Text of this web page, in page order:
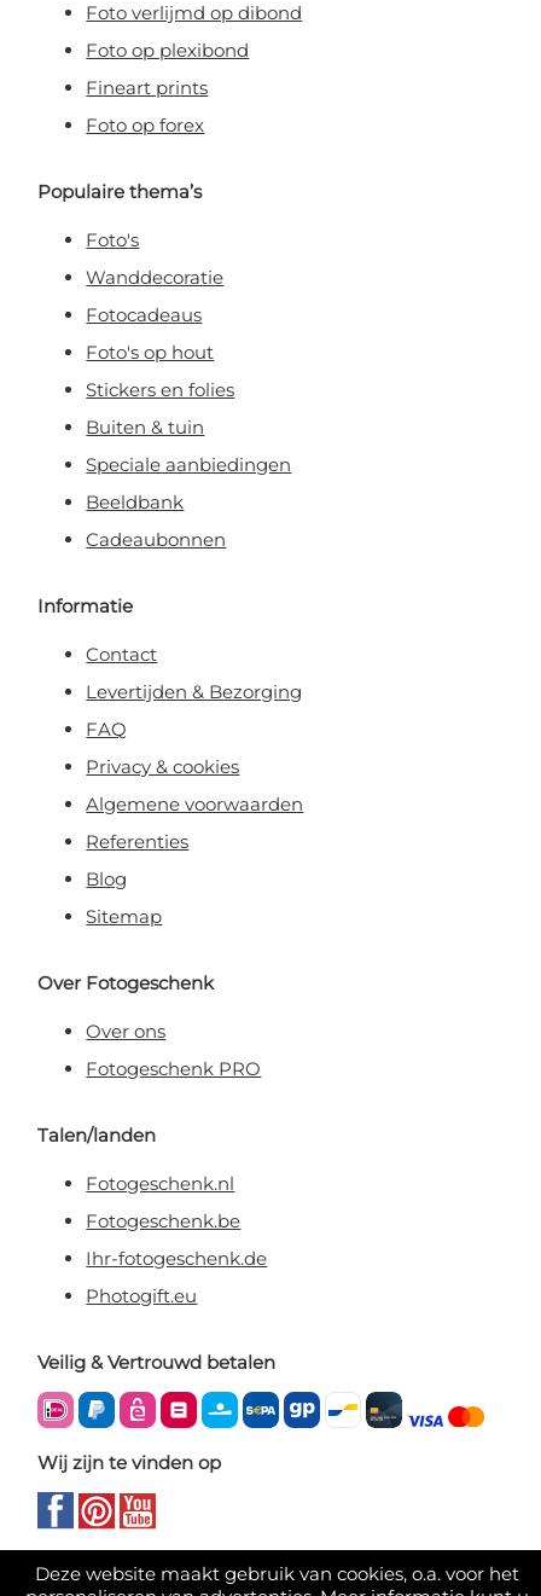
Deze website maakt gebruik van cookies, o.a. voor het
Foto verlijmd op dibond
Foto op plexibond
Fineart prints
Foto op forex
Populaire thema’s
Foto's
Wanddecoratie
Fotocadeaus
Foto's op hout
Stickers en folies
Buiten & tuin
Speciale aanbiedingen
Beeldbank
Cadeaubonnen
Informatie
Contact
Levertijden & Bezorging
FAQ
Privacy & cookies
Algemene voorwaarden
Referenties
Blog
Sitemap
Over Fotogeschenk
Over ons
Fotogeschenk PRO
Talen/landen
Fotogeschenk.nl
Fotogeschenk.be
Ihr-fotogeschenk.de
Photogift.eu
Veilig & Vertrouwd betalen
Wij zijn te vinden op